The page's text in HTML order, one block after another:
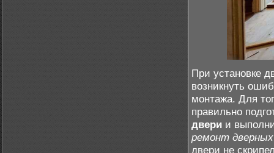
При установке
возникнуть
монтажа. Для
правильно
двери и
ремонт
двери не